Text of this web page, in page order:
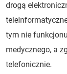
drogą
tym nie
medycznego, a
telefonicznie.